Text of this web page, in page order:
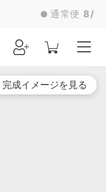
完成イメージを見る